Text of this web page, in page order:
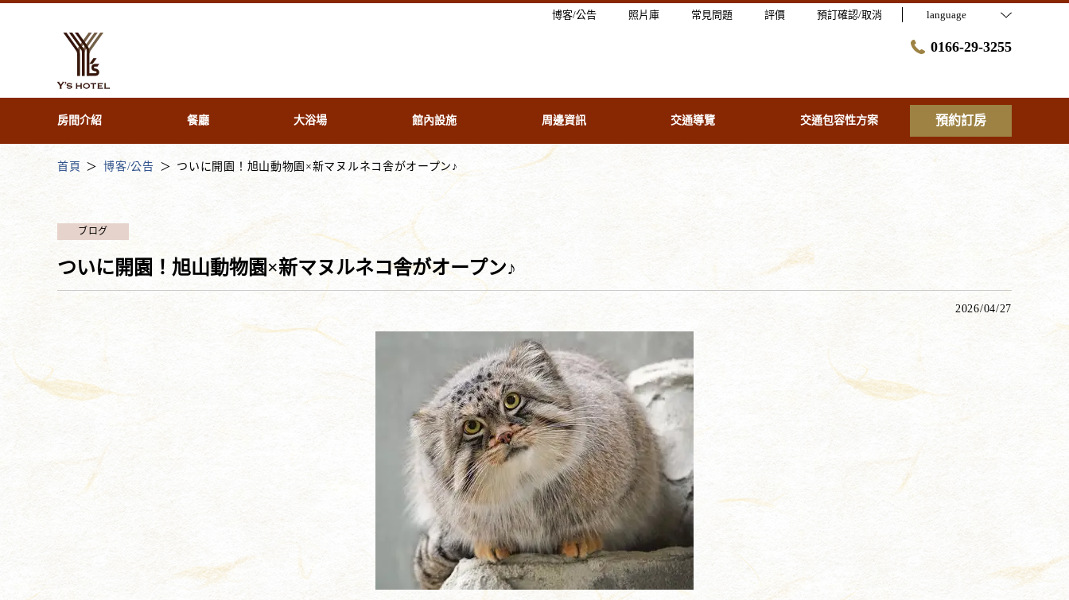
博客/公告 照片庫 常見問題 評價 預訂確認/取消 language
0166-29-3255
房間介紹 餐廳 大浴場 館內設施 周邊資訊 交通導覽 交通包容性方案 預約訂房
首頁 博客/公告 ついに開園！旭山動物園×新マヌルネコ舎がオープン♪
ブログ
ついに開園！旭山動物園×新マヌルネコ舎がオープン♪
2026/04/27